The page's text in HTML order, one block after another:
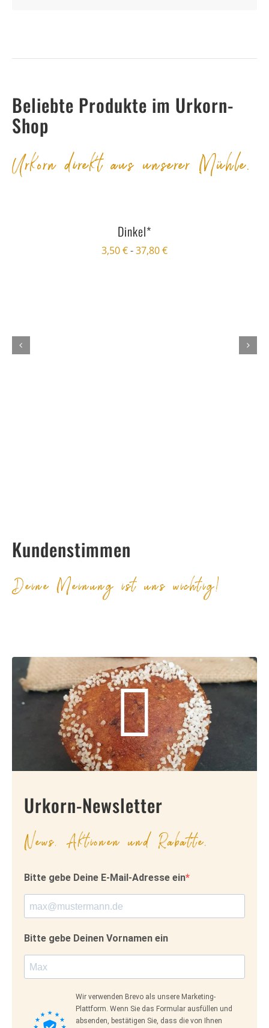
Beliebte Produkte im Urkorn-
Shop
Urkorn direkt aus unserer Mühle.
Dinkel*
3,50€-37,80€
Kundenstimmen
Deine Meinung ist uns wichtig!
Urkorn-Newsletter
News, Aktionen und Rabatte.
Bitte gebe Deine E-Mail-Adresse ein
Bitte gebe Deinen Vornamen ein
Wir verwenden Brevo als unsere Marketing-
Plattform. Wenn Sie das Formular ausfüllen und
absenden, bestätigen Sie, dass die von Ihnen